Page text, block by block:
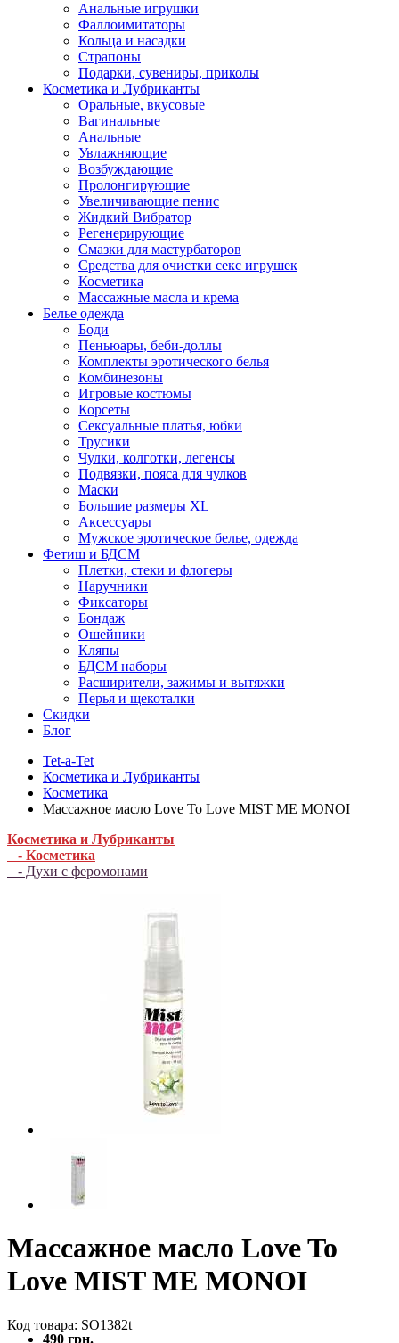
Анальные игрушки
Фаллоимитаторы
Кольца и насадки
Страпоны
Подарки, сувениры, приколы
Косметика и Лубриканты
Оральные, вкусовые
Вагинальные
Анальные
Увлажняющие
Возбуждающие
Пролонгирующие
Увеличивающие пенис
Жидкий Вибратор
Регенерирующие
Смазки для мастурбаторов
Средства для очистки секс игрушек
Косметика
Массажные масла и крема
Белье одежда
Боди
Пеньюары, беби-доллы
Комплекты эротического белья
Комбинезоны
Игровые костюмы
Корсеты
Сексуальные платья, юбки
Трусики
Чулки, колготки, легенсы
Подвязки, пояса для чулков
Маски
Большие размеры XL
Аксессуары
Мужское эротическое белье, одежда
Фетиш и БДСМ
Плетки, стеки и флогеры
Наручники
Фиксаторы
Бондаж
Ошейники
Кляпы
БДСМ наборы
Расширители, зажимы и вытяжки
Перья и щекоталки
Скидки
Блог
Tet-a-Tet
Косметика и Лубриканты
Косметика
Массажное масло Love To Love MIST ME MONOI
Косметика и Лубриканты
- Косметика
- Духи с феромонами
Массажное масло Love To
Love MIST ME MONOI
Код товара: SO1382t
490 грн.